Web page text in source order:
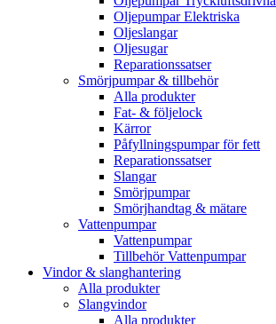
Oljepumpar Elektriska
Oljeslangar
Oljesugar
Reparationssatser
Smörjpumpar & tillbehör
Alla produkter
Fat- & följelock
Kärror
Påfyllningspumpar för fett
Reparationssatser
Slangar
Smörjpumpar
Smörjhandtag & mätare
Vattenpumpar
Vattenpumpar
Tillbehör Vattenpumpar
Vindor & slanghantering
Alla produkter
Slangvindor
Alla produkter